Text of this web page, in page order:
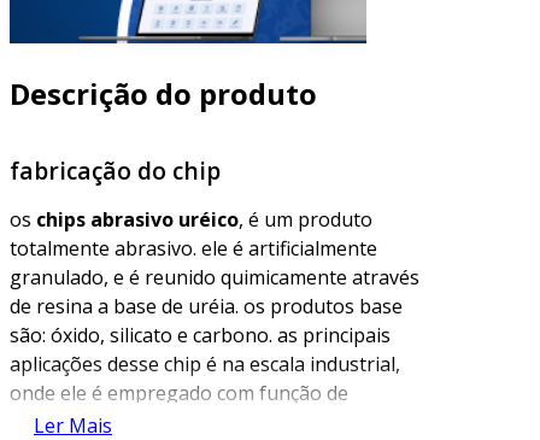
Descrição do produto
fabricação do chip
os chips abrasivo uréico, é um produto
totalmente abrasivo. ele é artificialmente
granulado, e é reunido quimicamente através
de resina a base de uréia. os produtos base
são: óxido, silicato e carbono. as principais
aplicações desse chip é na escala industrial,
onde ele é empregado com função de
promover acabamento superficial, removendo
Ler Mais